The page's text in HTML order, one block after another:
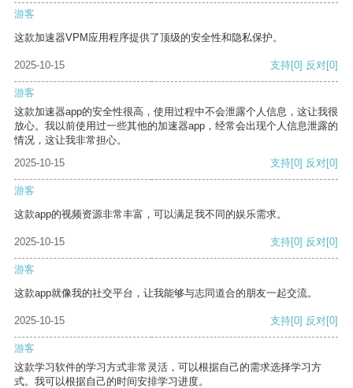
游客
这款加速器VPM应用程序提供了顶级的安全性和隐私保护。
2025-10-15 支持[0] 反对[0]
游客
这款加速器app的安全性很高，使用过程中不会泄露个人信息，这让我很
放心。我以前使用过一些其他的加速器app，经常会出现个人信息泄露的
情况，这让我非常担心。
2025-10-15
支持[0] 反对[0]
游客
这款app的视频资源非常丰富，可以满足我不同的娱乐需求。
2025-10-15 支持[0] 反对[0]
游客
这款app就像我的社交平台，让我能够与志同道合的朋友一起交流。
2025-10-15 支持[0] 反对[0]
游客
这款学习软件的学习方式非常灵活，可以根据自己的需求选择学习方
式。我可以根据自己的时间安排学习进度。